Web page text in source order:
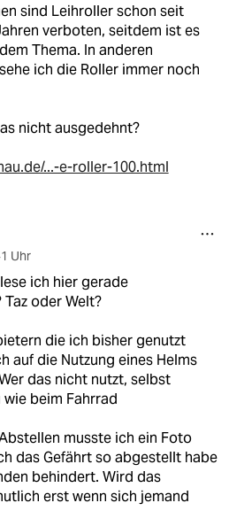
sind Leihroller schon seit
verboten, seitdem ist es
Thema. In anderen
ich die Roller immer noch
nicht ausgedehnt?
...-e-roller-100.html
Uhr
ich hier gerade
oder Welt?
die ich bisher genutzt
auf die Nutzung eines Helms
das nicht nutzt, selbst
beim Fahrrad
musste ich ein Foto
das Gefährt so abgestellt habe
behindert. Wird das
erst wenn sich jemand